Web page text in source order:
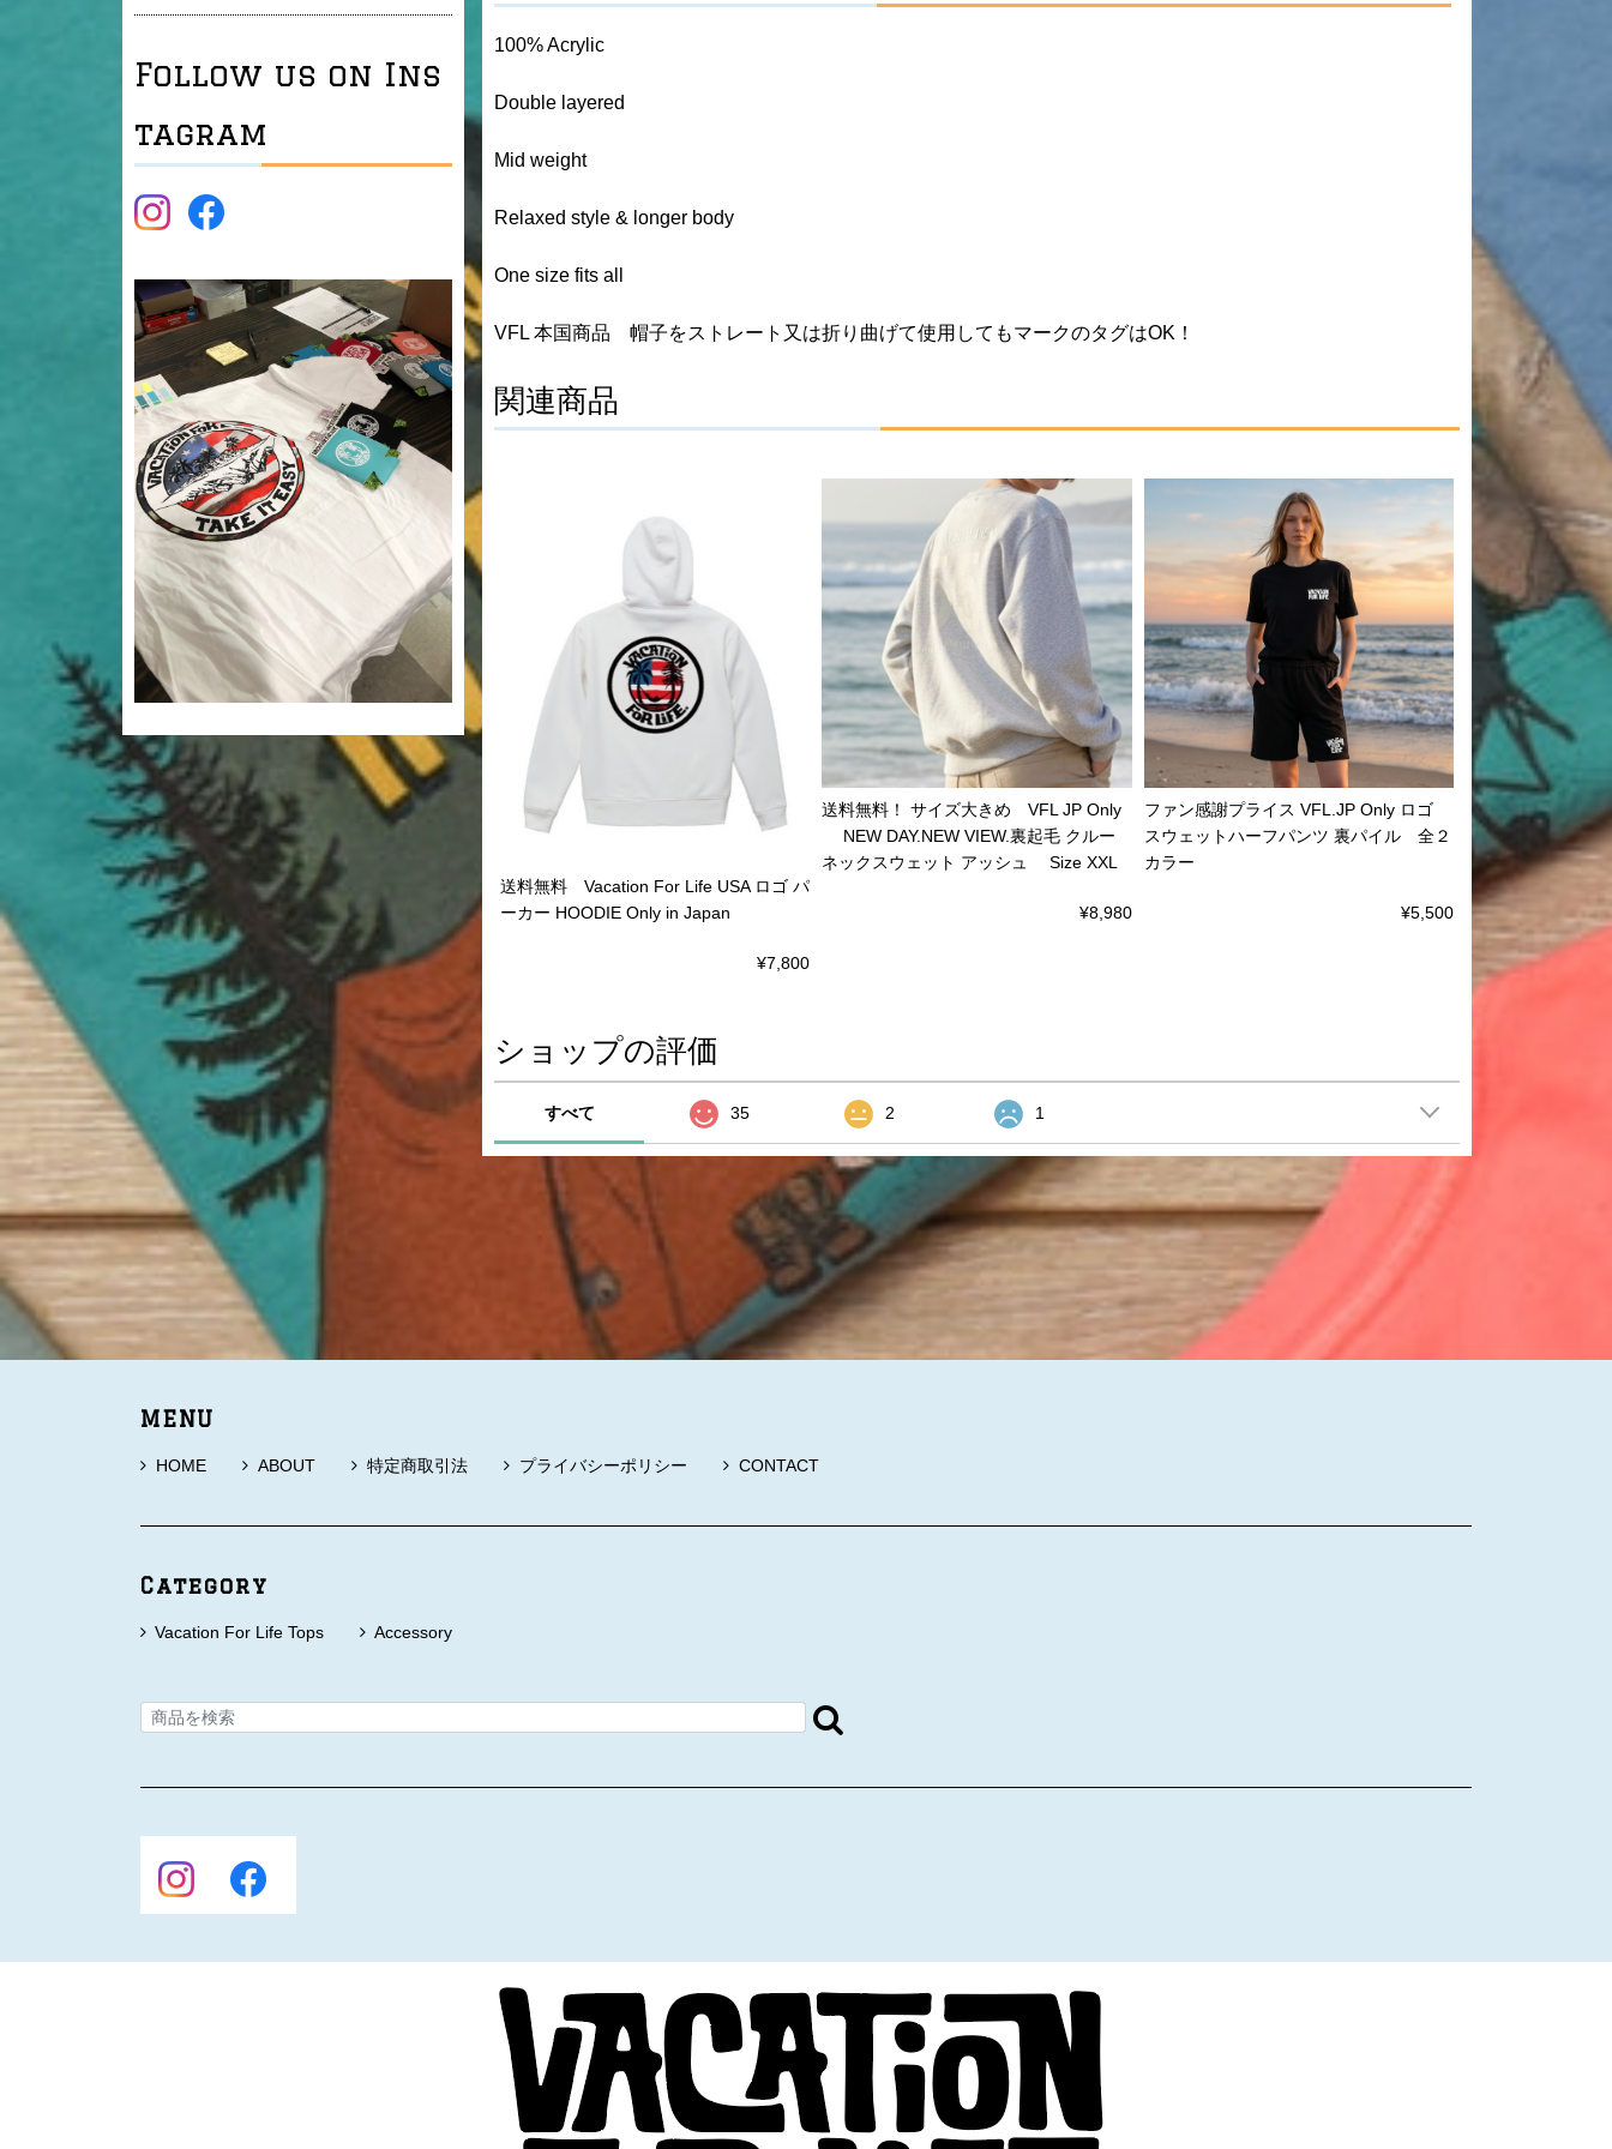
100% Acrylic
Double layered
Mid weight
Relaxed style & longer body
One size fits all
VFL 本国商品 帽子をストレート又は折り曲げて使用してもマークのタグはOK！
関連商品
送料無料 Vacation For Life USA ロゴ パ
ーカー HOODIE Only in Japan
¥7,800
送料無料！ サイズ大きめ VFL JP Only
NEW DAY.NEW VIEW.裏起毛 クルー
ネックスウェット アッシュ Size XXL
¥8,980
ファン感謝プライス VFL.JP Only ロゴ
スウェットハーフパンツ 裏パイル 全２
カラー
¥5,500
ショップの評価
すべて 35 2 1
Follow us on Ins
tagram
MENU
HOME ABOUT 特定商取引法 プライバシーポリシー CONTACT
Category
Vacation For Life Tops Accessory